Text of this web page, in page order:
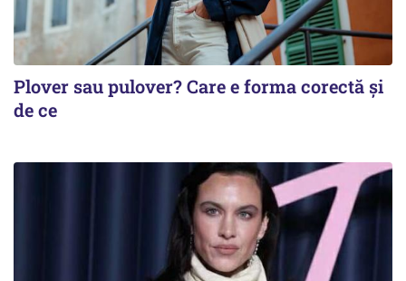
Plover sau pulover? Care e forma corectă și
de ce